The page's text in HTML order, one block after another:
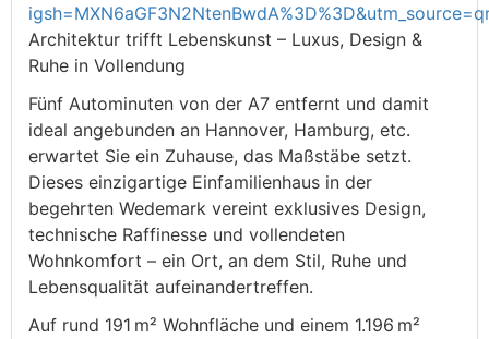
Architektur trifft Lebenskunst – Luxus, Design &
Ruhe in Vollendung
Fünf Autominuten von der A7 entfernt und damit
ideal angebunden an Hannover, Hamburg, etc.
erwartet Sie ein Zuhause, das Maßstäbe setzt.
Dieses einzigartige Einfamilienhaus in der
begehrten Wedemark vereint exklusives Design,
technische Raffinesse und vollendeten
Wohnkomfort – ein Ort, an dem Stil, Ruhe und
Lebensqualität aufeinandertreffen.
Auf rund 191 m² Wohnfläche und einem 1.196 m²